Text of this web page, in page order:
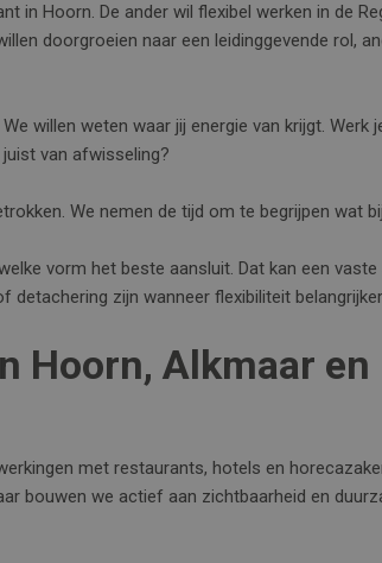
in Hoorn. De ander wil flexibel werken in de
doorgroeien naar een leidinggevende rol,
willen weten waar jij energie van krijgt. Werk
van afwisseling?
We nemen de tijd om te begrijpen wat
vorm het beste aansluit. Dat kan een vaste
detachering zijn wanneer flexibiliteit
Hoorn, Alkmaar en
met restaurants, hotels en
bouwen we actief aan zichtbaarheid en